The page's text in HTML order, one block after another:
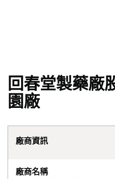
回春堂製藥廠
園廠
廠商資訊
廠商名稱